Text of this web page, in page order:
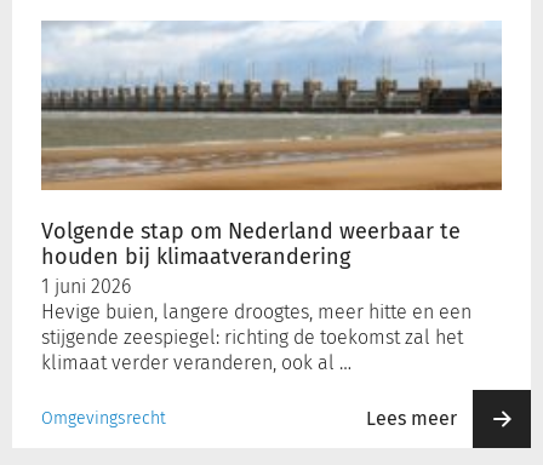
Volgende stap om Nederland weerbaar te
houden bij klimaatverandering
1 juni 2026
Hevige buien, langere droogtes, meer hitte en een
stijgende zeespiegel: richting de toekomst zal het
klimaat verder veranderen, ook al …
Omgevingsrecht Lees meer
stap
Nederland
weerbaar
houden
klimaatverandering